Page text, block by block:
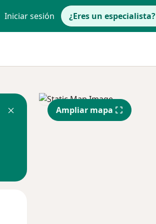
Iniciar sesión ¿Eres un especialista?
Ampliar mapa